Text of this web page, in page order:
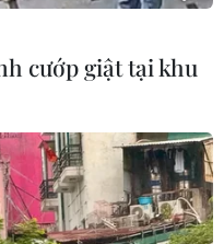
Vì sao số
cướp giật tại khu